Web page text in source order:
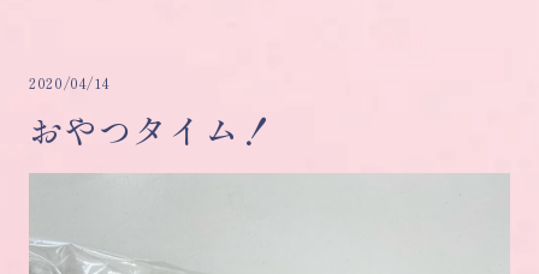
2020/04/14
おやつタイム！